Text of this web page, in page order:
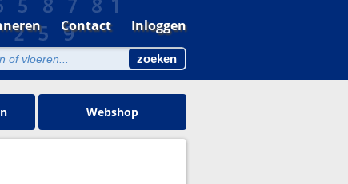
Contact Inloggen
Webshop